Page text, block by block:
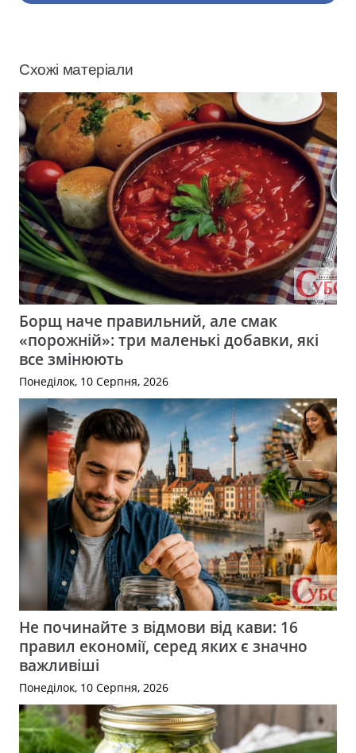
Схожі матеріали
Борщ наче правильний, але смак
«порожній»: три маленькі добавки, які
все змінюють
Понеділок, 10 Серпня, 2026
Не починайте з відмови від кави: 16
правил економії, серед яких є значно
важливіші
Понеділок, 10 Серпня, 2026